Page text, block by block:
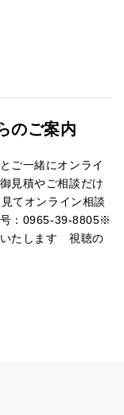
のご案内
ご一緒にオンライ
見積やご相談だけ
てオンライン相談
号：0965-39-8805※
いたします 視聴の